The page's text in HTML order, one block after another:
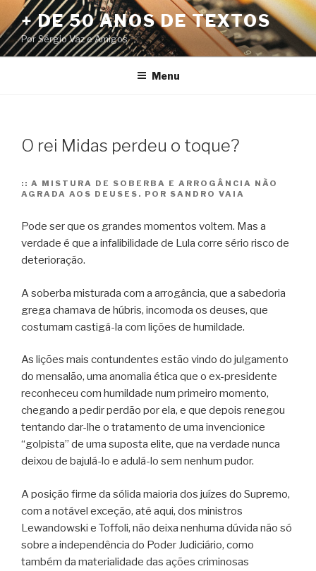
Pular
para
o
conteúdo
+ DE 50 ANOS DE TEXTOS
Por Sérgio Vaz e Amigos
Menu
O rei Midas perdeu o toque?
:: A MISTURA DE SOBERBA E ARROGÂNCIA NÃO
AGRADA AOS DEUSES. POR SANDRO VAIA
Pode ser que os grandes momentos voltem. Mas a
verdade é que a infalibilidade de Lula corre sério risco de
deterioração.
A soberba misturada com a arrogância, que a sabedoria
grega chamava de húbris, incomoda os deuses, que
costumam castigá-la com lições de humildade.
As lições mais contundentes estão vindo do julgamento
do mensalão, uma anomalia ética que o ex-presidente
reconheceu com humildade num primeiro momento,
chegando a pedir perdão por ela, e que depois renegou
tentando dar-lhe o tratamento de uma invencionice
“golpista” de uma suposta elite, que na verdade nunca
deixou de bajulá-lo e adulá-lo sem nenhum pudor.
A posição firme da sólida maioria dos juízes do Supremo,
com a notável exceção, até aqui, dos ministros
Lewandowski e Toffoli, não deixa nenhuma dúvida não só
sobre a independência do Poder Judiciário, como
também da materialidade das ações criminosas